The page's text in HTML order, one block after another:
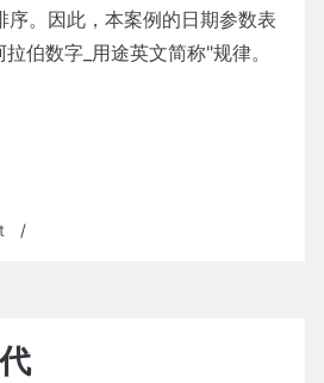
序。因此，本案例的日期参数表
伯数字_用途英文简称"规律。
on
参
数
/